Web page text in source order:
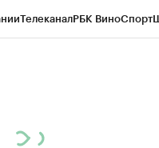
ТелеканалРБК ВиноСпорт